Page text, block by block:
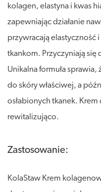
kolagen, elastyna i kwas
zapewniając działanie
przywracają elastyczność
tkankom. Przyczyniają się
Unikalna formuła sprawia,
do skóry właściwej, a
osłabionych tkanek. Krem
rewitalizująco.
Zastosowanie:
KolaStaw Krem